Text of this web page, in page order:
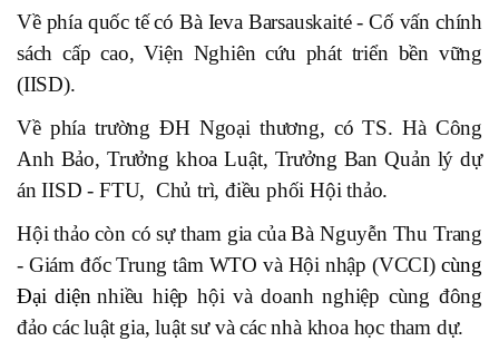
Về phía quốc tếcóBà Ieva Barsauskaité - Cố vấn chính
sách cấp cao, Viện Nghiên cứu phát triển bền vững
(IISD).
Về phía trường ĐH Ngoại thương, có TS. Hà Công
Anh Bảo, Trưởng khoa Luật, Trưởng Ban Quản lý dự
án IISD - FTU, Chủ trì, điều phối Hội thảo.
Hội thảo còn có sự tham gia củaBà Nguyễn Thu Trang
- Giám đốc Trung tâm WTO và Hội nhập (VCCI)cùng
Đại diện nhiều hiệp hội và doanh nghiệp cùng đông
đảo các luật gia, luật sư và các nhà khoa học tham dự.